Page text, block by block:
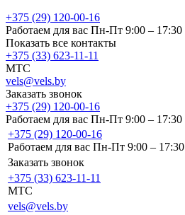
+375 (29) 120-00-16
Работаем для вас Пн-Пт 9:00 – 17:30
Показать все контакты
+375 (33) 623-11-11
MTC
vels@vels.by
Заказать звонок
+375 (29) 120-00-16
Работаем для вас Пн-Пт 9:00 – 17:30
+375 (29) 120-00-16
Работаем для вас Пн-Пт 9:00 – 17:30
Заказать звонок
+375 (33) 623-11-11
MTC
vels@vels.by